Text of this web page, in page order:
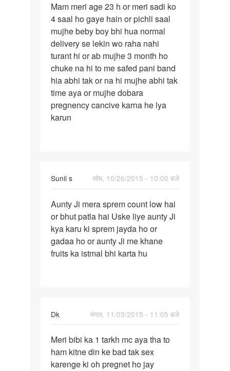
Mam
meri
age
23
h
or
meri
Mam meri age 23 h or meri sadi ko
4 saal ho gaye hain or pichli saal
mujhe beby boy bhi hua normal
delivery se lekin wo raha nahi
turant hi or ab mujhe 3 month ho
chuke na hi to me safed pani band
hia abhi tak or na hi mujhe abhi tak
time aya or mujhe dobara
pregnency cancive karna he lya
karun
Sunil s
सोम, 10/26/2015 - 10:00 बजे
Aunty
Ji
mera
sprem
count
Aunty Ji mera sprem count low hai
or bhut patla hai Uske liye aunty Ji
kya karu ki sprem jayda ho or
gadaa ho or aunty Ji me khane
fruits ka istmal bhi karta hu
Dk
मंगल, 11/03/2015 - 11:05 बजे
Meri
bibi
ka
Meri bibi ka 1 tarkh mc aya tha to
ham kitne din ke bad tak sex
karenge ki oh pregnet ho jay